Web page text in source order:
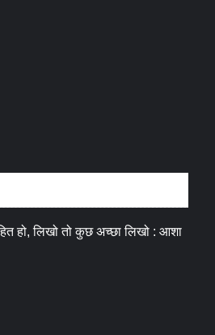
हो, लिखो तो कुछ अच्छा लिखो : आशा